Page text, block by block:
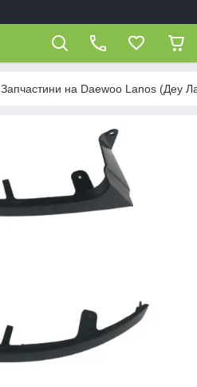
Запчастини на Daewoo Lanos (Деу